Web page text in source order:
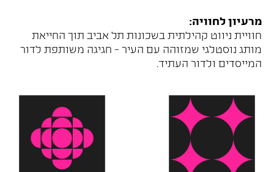
מרעיון לחוויה:
חוויית ניווט קהילתית בשכונות תל אביב תוך החייאת
מותג נוסטלגי שמזוהה עם העיר - חגיגה משותפת לדור
המייסדים ולדור העתיד.